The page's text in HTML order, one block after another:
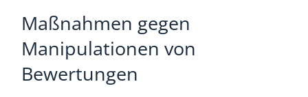
Maßnahmen gegen
Manipulationen von
Bewertungen